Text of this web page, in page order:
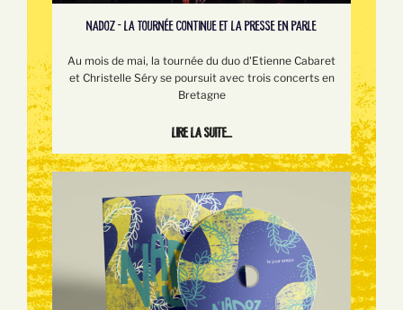
NADOZ - LA TOURNÉE CONTINUE ET LA PRESSE EN PARLE
Au mois de mai, la tournée du duo d'Etienne Cabaret
et Christelle Séry se poursuit avec trois concerts en
Bretagne
Lire la suite...